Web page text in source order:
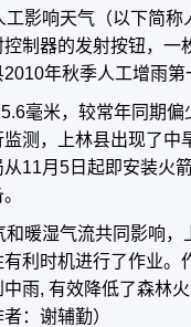
影响天气（以下简
制器的发射按钮，一
年秋季人工增雨第
毫米，较常年同期
测，上林县出现了中
11月5日起即安装火
暖湿气流共同影响
利时机进行了作业。
雨, 有效降低了森林
：谢辅勤）